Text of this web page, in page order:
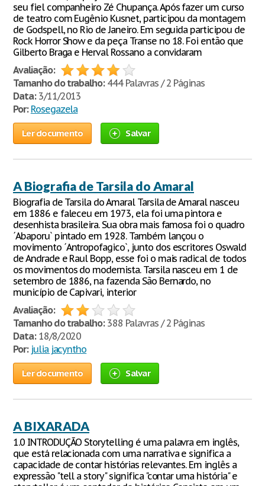
seu fiel companheiro Zé Chupança. Após fazer um curso
de teatro com Eugênio Kusnet, participou da montagem
de Godspell, no Rio de Janeiro. Em seguida participou de
Rock Horror Show e da peça Transe no 18. Foi então que
Gilberto Braga e Herval Rossano a convidaram
Avaliação:
Tamanho do trabalho:444 Palavras / 2 Páginas
Data:3/11/2013
Por: Rosegazela
Ler documento Salvar
A Biografia de Tarsila do Amaral
Biografia de Tarsila do Amaral Tarsila de Amaral nasceu
em 1886 e faleceu em 1973, ela foi uma pintora e
desenhista brasileira. Sua obra mais famosa foi o quadro
´Abaporu` pintado em 1928. Também lançou o
movimento ´Antropofagico`, junto dos escritores Oswald
de Andrade e Raul Bopp, esse foi o mais radical de todos
os movimentos do modernista. Tarsila nasceu em 1 de
setembro de 1886, na fazenda São Bernardo, no
município de Capivari, interior
Avaliação:
Tamanho do trabalho:388 Palavras / 2 Páginas
Data:18/8/2020
Por: julia jacyntho
Ler documento Salvar
A BIXARADA
1.0 INTRODUÇÃO Storytelling é uma palavra em inglês,
que está relacionada com uma narrativa e significa a
capacidade de contar histórias relevantes. Em inglês a
expressão "tell a story" significa "contar uma história" e